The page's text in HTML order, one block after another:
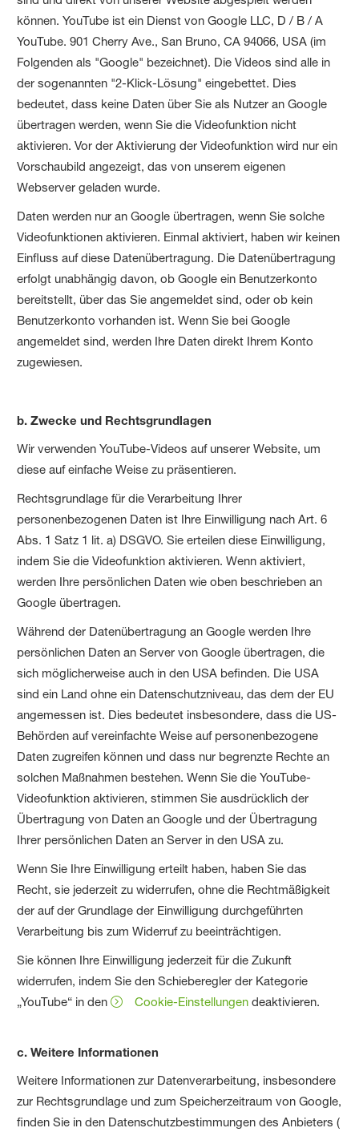
können. YouTube ist ein Dienst von Google LLC, D / B / A
YouTube. 901 Cherry Ave., San Bruno, CA 94066, USA (im
Folgenden als "Google" bezeichnet). Die Videos sind alle in
der sogenannten "2-Klick-Lösung" eingebettet. Dies
bedeutet, dass keine Daten über Sie als Nutzer an Google
übertragen werden, wenn Sie die Videofunktion nicht
aktivieren. Vor der Aktivierung der Videofunktion wird nur ein
Vorschaubild angezeigt, das von unserem eigenen
Webserver geladen wurde.
Daten werden nur an Google übertragen, wenn Sie solche
Videofunktionen aktivieren. Einmal aktiviert, haben wir keinen
Einfluss auf diese Datenübertragung. Die Datenübertragung
erfolgt unabhängig davon, ob Google ein Benutzerkonto
bereitstellt, über das Sie angemeldet sind, oder ob kein
Benutzerkonto vorhanden ist. Wenn Sie bei Google
angemeldet sind, werden Ihre Daten direkt Ihrem Konto
zugewiesen.
b. Zwecke und Rechtsgrundlagen
Wir verwenden YouTube-Videos auf unserer Website, um
diese auf einfache Weise zu präsentieren.
Rechtsgrundlage für die Verarbeitung Ihrer
personenbezogenen Daten ist Ihre Einwilligung nach Art. 6
Abs. 1 Satz 1 lit. a) DSGVO. Sie erteilen diese Einwilligung,
indem Sie die Videofunktion aktivieren. Wenn aktiviert,
werden Ihre persönlichen Daten wie oben beschrieben an
Google übertragen.
Während der Datenübertragung an Google werden Ihre
persönlichen Daten an Server von Google übertragen, die
sich möglicherweise auch in den USA befinden. Die USA
sind ein Land ohne ein Datenschutzniveau, das dem der EU
angemessen ist. Dies bedeutet insbesondere, dass die US-
Behörden auf vereinfachte Weise auf personenbezogene
Daten zugreifen können und dass nur begrenzte Rechte an
solchen Maßnahmen bestehen. Wenn Sie die YouTube-
Videofunktion aktivieren, stimmen Sie ausdrücklich der
Übertragung von Daten an Google und der Übertragung
Ihrer persönlichen Daten an Server in den USA zu.
Wenn Sie Ihre Einwilligung erteilt haben, haben Sie das
Recht, sie jederzeit zu widerrufen, ohne die Rechtmäßigkeit
der auf der Grundlage der Einwilligung durchgeführten
Verarbeitung bis zum Widerruf zu beeinträchtigen.
Sie können Ihre Einwilligung jederzeit für die Zukunft
widerrufen, indem Sie den Schieberegler der Kategorie
„YouTube“ in den
Cookie-Einstellungen deaktivieren.
c. Weitere Informationen
Weitere Informationen zur Datenverarbeitung, insbesondere
zur Rechtsgrundlage und zum Speicherzeitraum von Google,
finden Sie in den Datenschutzbestimmungen des Anbieters (